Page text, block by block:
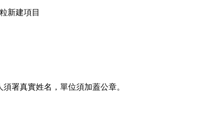
新建項目
署真實姓名，單位須加蓋公章。